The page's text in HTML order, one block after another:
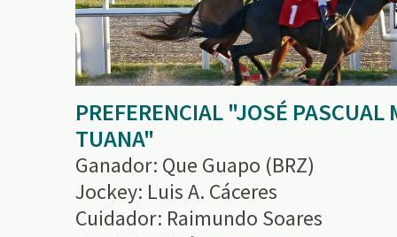
PREFERENCIAL "JOSÉ PASCUAL
TUANA"
Ganador: Que Guapo (BRZ)
Jockey: Luis A. Cáceres
Cuidador: Raimundo Soares